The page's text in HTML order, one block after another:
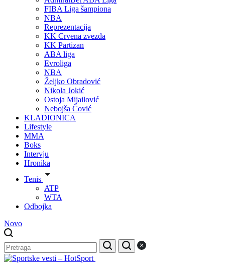
FIBA Liga šampiona
NBA
Reprezentacija
KK Crvena zvezda
KK Partizan
ABA liga
Evroliga
NBA
Željko Obradović
Nikola Jokić
Ostoja Mijailović
Nebojša Čović
KLADIONICA
Lifestyle
MMA
Boks
Intervju
Hronika
Tenis
ATP
WTA
Odbojka
Novo